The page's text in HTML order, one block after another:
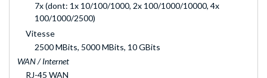
7x (dont: 1x 10/100/1000, 2x 100/1000/10000, 4x
100/1000/2500)
Vitesse
2500 MBits, 5000 MBits, 10 GBits
WAN / Internet
RJ-45 WAN